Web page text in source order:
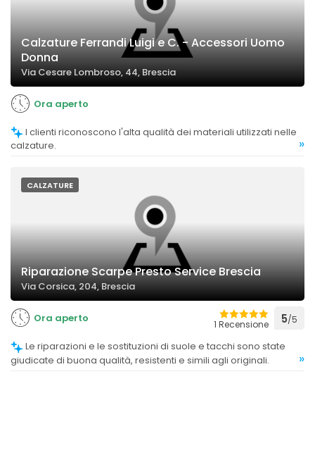
Calzature Ferrandi Luigi e C. - Accessori Uomo
Donna
Via Cesare Lombroso, 44, Brescia
Ora aperto
calzature.
»
CALZATURE
Riparazione Scarpe Presto Service Brescia
Via Corsica, 204, Brescia
Ora aperto 1 Recensione 5/5
giudicate di buona qualità, resistenti e simili agli originali.
»